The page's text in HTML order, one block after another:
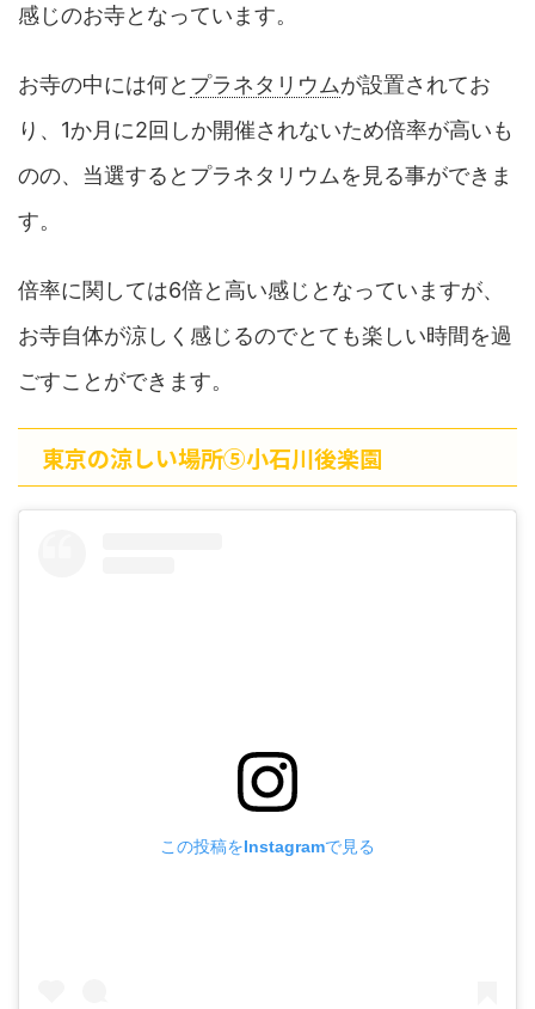
感じのお寺となっています。
お寺の中には何と プラネタリウムが設置されてお
り、1か月に2回しか開催されないため倍率が高いも
のの、当選するとプラネタリウムを見る事ができま
す。
倍率に関しては6倍と高い感じとなっていますが、
お寺自体が涼しく感じるのでとても楽しい時間を過
ごすことができます。
東京の涼しい場所⑤小石川後楽園
この投稿をInstagramで見る